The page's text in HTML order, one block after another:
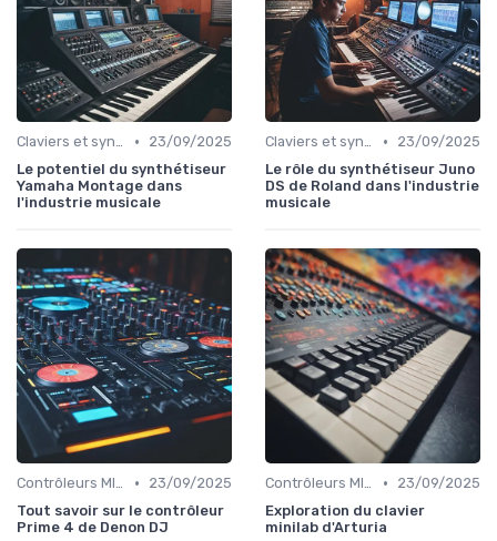
Claviers et synthétiseurs •
23/09/2025
Le potentiel du synthétiseur
Yamaha Montage dans
l'industrie musicale
Claviers et synthétiseurs •
23/09/2025
Le rôle du synthétiseur Juno
DS de Roland dans l'industrie
musicale
Contrôleurs MIDI et samplers •
23/09/2025
Tout savoir sur le contrôleur
Prime 4 de Denon DJ
Contrôleurs MIDI et samplers •
23/09/2025
Exploration du clavier
minilab d'Arturia